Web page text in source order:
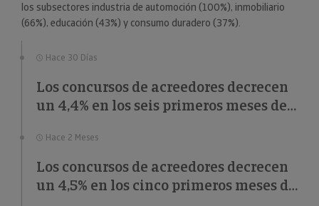
los subsectores industria de automoción (100%), inmobiliario
(66%), educación (43%) y consumo duradero (37%).
Hace 30 Días
Los concursos de acreedores decrecen
un 4,4% en los seis primeros meses de
Hace 2 Meses
Los concursos de acreedores decrecen
un 4,5% en los cinco primeros meses de